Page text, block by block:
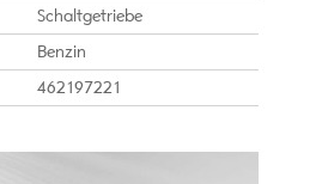
Schaltgetriebe
Benzin
462197221